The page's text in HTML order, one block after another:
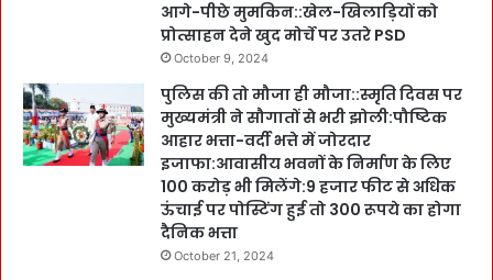
आगे-पीछे मुमकिन::खेल-खिलाड़ियों को
प्रोत्साहन देने खुद मोर्चे पर उतरे PSD
October 9, 2024
पुलिस की तो मौजा ही मौजा::स्मृति दिवस पर
मुख्यमंत्री ने सौगातों से भरी झोली:पौष्टिक
आहार भत्ता-वर्दी भत्ते में जोरदार
इजाफा:आवासीय भवनों के निर्माण के लिए
100 करोड़ भी मिलेंगे:9 हजार फीट से अधिक
ऊंचाई पर पोस्टिंग हुई तो 300 रूपये का होगा
दैनिक भत्ता
October 21, 2024